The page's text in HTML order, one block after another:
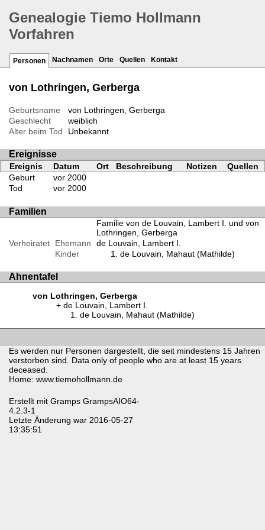
Genealogie Tiemo Hollmann
Vorfahren
Personen Nachnamen Orte Quellen Kontakt
von Lothringen, Gerberga
Geburtsname
von Lothringen, Gerberga
Geschlecht
weiblich
Alter beim Tod
Unbekannt
Ereignisse
Ereignis Datum Ort Beschreibung Notizen
Quellen
Geburt
vor 2000
Tod
vor 2000
Familien
Familie von de Louvain, Lambert I. und von
Lothringen, Gerberga
Verheiratet
Ehemann
de Louvain, Lambert I.
Kinder
de Louvain, Mahaut (Mathilde)
Ahnentafel
von Lothringen, Gerberga
de Louvain, Lambert I.
de Louvain, Mahaut (Mathilde)
Es werden nur Personen dargestellt, die seit mindestens 15 Jahren
verstorben sind. Data only of people who are at least 15 years
deceased.
Home: www.tiemohollmann.de
Erstellt mit Gramps GrampsAIO64-
4.2.3-1
Letzte Änderung war 2016-05-27
13:35:51